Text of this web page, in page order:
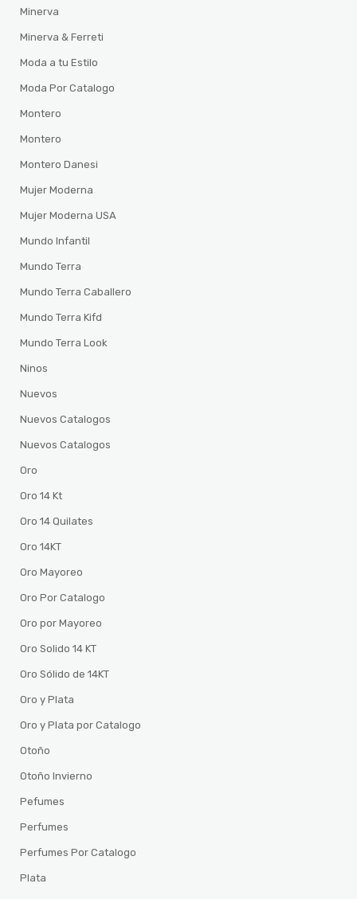
Minerva
Minerva & Ferreti
Moda a tu Estilo
Moda Por Catalogo
Montero
Montero
Montero Danesi
Mujer Moderna
Mujer Moderna USA
Mundo Infantil
Mundo Terra
Mundo Terra Caballero
Mundo Terra Kifd
Mundo Terra Look
Ninos
Nuevos
Nuevos Catalogos
Nuevos Catalogos
Oro
Oro 14 Kt
Oro 14 Quilates
Oro 14KT
Oro Mayoreo
Oro Por Catalogo
Oro por Mayoreo
Oro Solido 14 KT
Oro Sólido de 14KT
Oro y Plata
Oro y Plata por Catalogo
Otoño
Otoño Invierno
Pefumes
Perfumes
Perfumes Por Catalogo
Plata